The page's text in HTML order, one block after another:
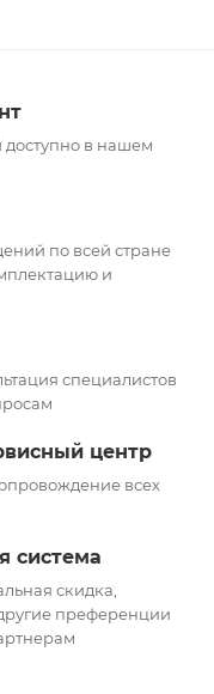
в нашем
по всей стране
и
специалистов
центр
всех
система
скидка,
преференции